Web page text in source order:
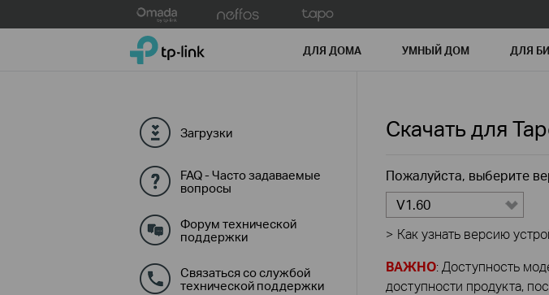
to
TP-Link, Reliably Smart ДЛЯ ДОМА УМНЫЙ ДОМ ДЛЯ
Загрузки
FAQ - Часто задаваемые
вопросы
Форум технической
поддержки
Связаться со службой
технической поддержки
Скачать для
Пожалуйста, выберите
V1.60
> Как узнать версию
ВАЖНО: Доступность
доступности продукта,